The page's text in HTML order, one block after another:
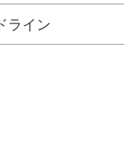
イン